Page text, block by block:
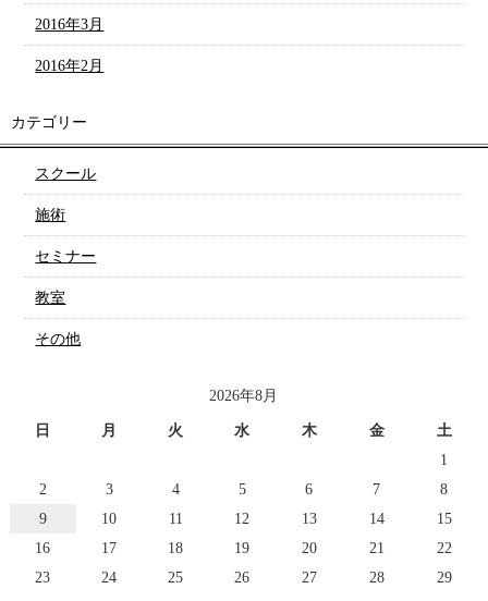
2016年3月
2016年2月
カテゴリー
スクール
施術
セミナー
教室
その他
2026年8月
日 月 火 水 木 金
土
1
2
3 4 5 6 7
8
9
10 11 12 13 14
15
16
17 18 19 20 21
22
23
24 25 26 27 28
29